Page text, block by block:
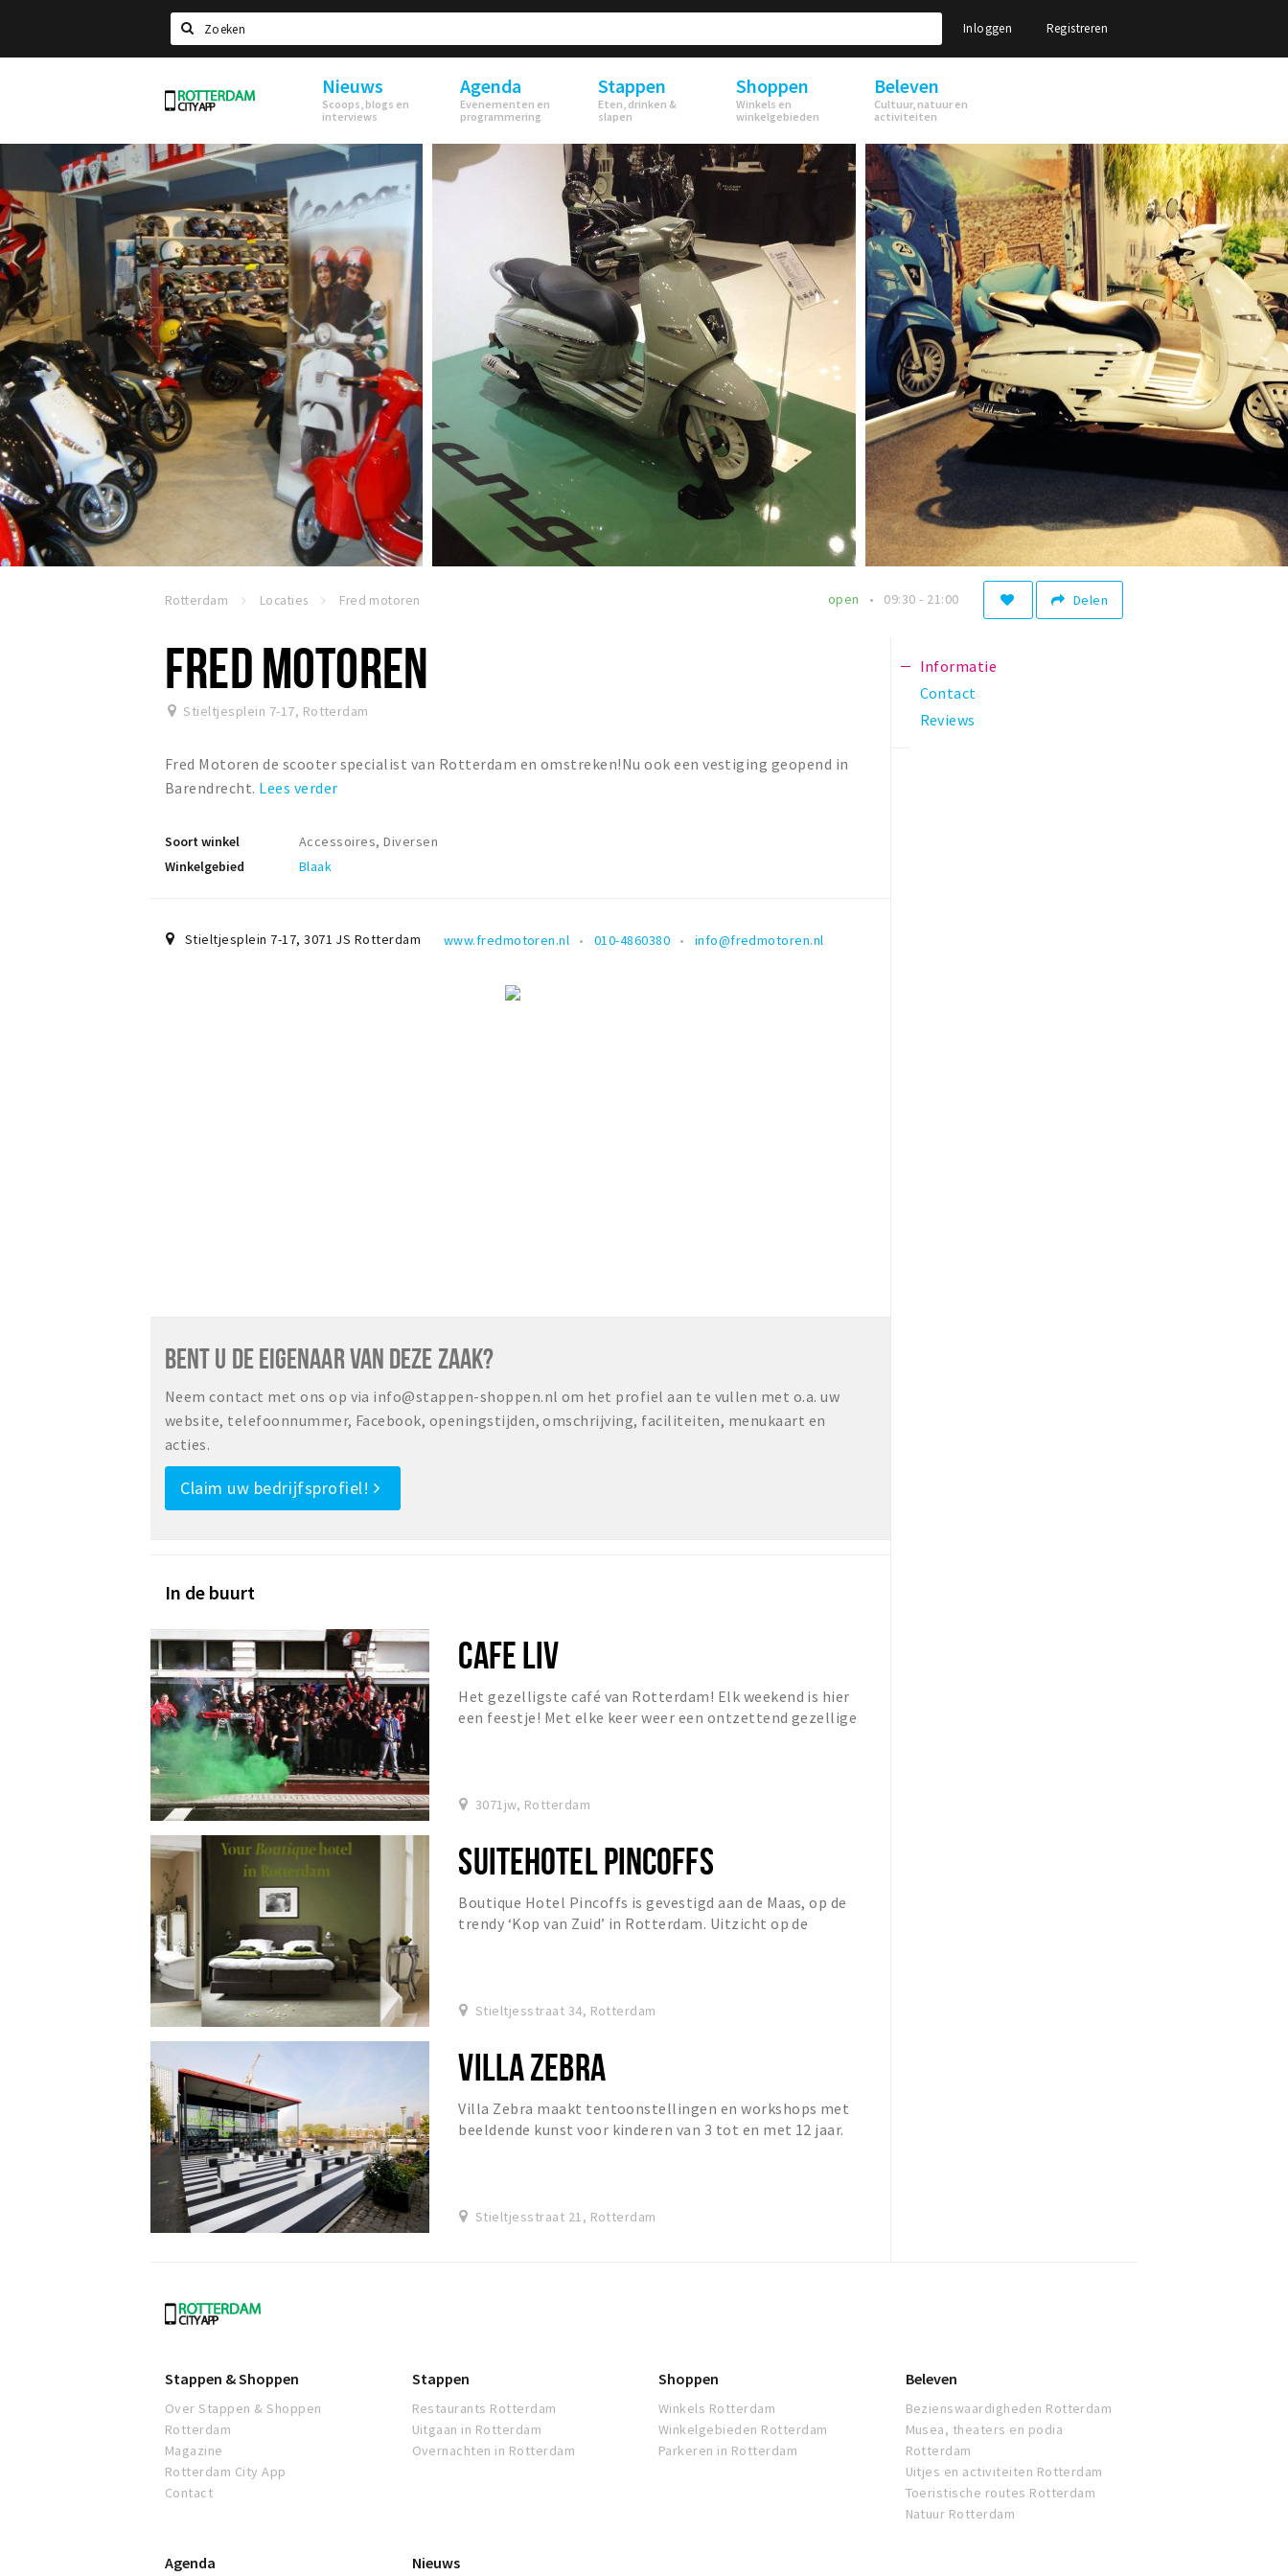
Zoeken
Inloggen Registreren
Rotterdam Nieuws
Scoops, blogs en
interviews
Agenda
Evenementen en
programmering
Stappen
Eten, drinken &
slapen
Shoppen
Winkels en
winkelgebieden
Beleven
Cultuur, natuur en
activiteiten
Rotterdam Locaties Fred motoren Delen
open 09:30 - 21:00
FRED MOTOREN
Stieltjesplein 7-17, Rotterdam
Fred Motoren de scooter specialist van Rotterdam en omstreken!Nu ook een vestiging geopend in
Barendrecht. Lees verder
Soort winkel
Accessoires, Diversen
Winkelgebied
Blaak
Stieltjesplein 7-17,3071 JS Rotterdam www.fredmotoren.nl 010-4860380 info@fredmotoren.nl
BENT U DE EIGENAAR VAN DEZE ZAAK?
Neem contact met ons op via info@stappen-shoppen.nl om het profiel aan te vullen met o.a. uw
website, telefoonnummer, Facebook, openingstijden, omschrijving, faciliteiten, menukaart en
acties.
Claim uw bedrijfsprofiel!
In de buurt
CAFE LIV
Het gezelligste café van Rotterdam! Elk weekend is hier
een feestje! Met elke keer weer een ontzettend gezellige
3071jw, Rotterdam
SUITEHOTEL PINCOFFS
Boutique Hotel Pincoffs is gevestigd aan de Maas, op de
trendy ‘Kop van Zuid’ in Rotterdam. Uitzicht op de
Stieltjesstraat 34, Rotterdam
VILLA ZEBRA
Villa Zebra maakt tentoonstellingen en workshops met
beeldende kunst voor kinderen van 3 tot en met 12 jaar.
Stieltjesstraat 21, Rotterdam
Informatie
Contact
Reviews
Rotterdam
Stappen & Shoppen
Over Stappen & Shoppen
Rotterdam
Magazine
Rotterdam City App
Contact
Stappen
Restaurants Rotterdam
Uitgaan in Rotterdam
Overnachten in Rotterdam
Shoppen
Winkels Rotterdam
Winkelgebieden Rotterdam
Parkeren in Rotterdam
Beleven
Bezienswaardigheden Rotterdam
Musea, theaters en podia
Rotterdam
Uitjes en activiteiten Rotterdam
Toeristische routes Rotterdam
Natuur Rotterdam
Agenda Nieuws